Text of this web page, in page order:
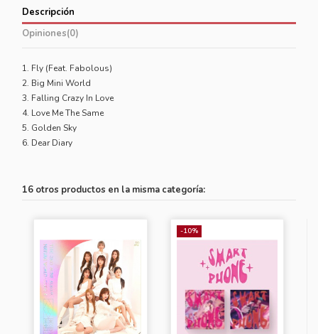
Descripción
Opiniones(0)
1. Fly (Feat. Fabolous)
2. Big Mini World
3. Falling Crazy In Love
4. Love Me The Same
5. Golden Sky
6. Dear Diary
16 otros productos en la misma categoría:
-10%